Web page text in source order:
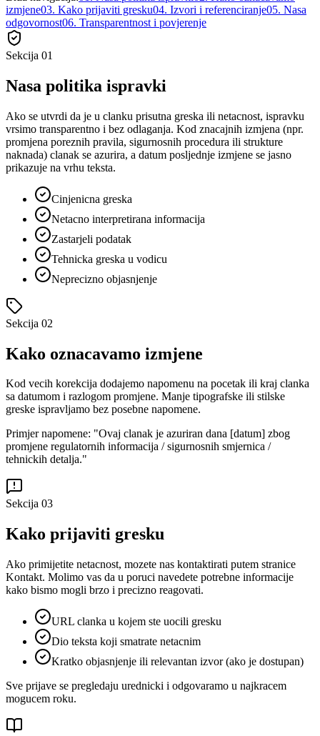
izmjene03. Kako prijaviti gresku04. Izvori i referenciranje05. Nasa
odgovornost06. Transparentnost i povjerenje
Sekcija 01
Nasa politika ispravki
Ako se utvrdi da je u clanku prisutna greska ili netacnost, ispravku
vrsimo transparentno i bez odlaganja. Kod znacajnih izmjena (npr.
promjena poreznih pravila, sigurnosnih procedura ili strukture
naknada) clanak se azurira, a datum posljednje izmjene se jasno
prikazuje na vrhu teksta.
Cinjenicna greska
Netacno interpretirana informacija
Zastarjeli podatak
Tehnicka greska u vodicu
Neprecizno objasnjenje
Sekcija 02
Kako oznacavamo izmjene
Kod vecih korekcija dodajemo napomenu na pocetak ili kraj clanka
sa datumom i razlogom promjene. Manje tipografske ili stilske
greske ispravljamo bez posebne napomene.
Primjer napomene: "Ovaj clanak je azuriran dana [datum] zbog
promjene regulatornih informacija / sigurnosnih smjernica /
tehnickih detalja."
Sekcija 03
Kako prijaviti gresku
Ako primijetite netacnost, mozete nas kontaktirati putem stranice
Kontakt. Molimo vas da u poruci navedete potrebne informacije
kako bismo mogli brzo i precizno reagovati.
URL clanka u kojem ste uocili gresku
Dio teksta koji smatrate netacnim
Kratko objasnjenje ili relevantan izvor (ako je dostupan)
Sve prijave se pregledaju urednicki i odgovaramo u najkracem
mogucem roku.